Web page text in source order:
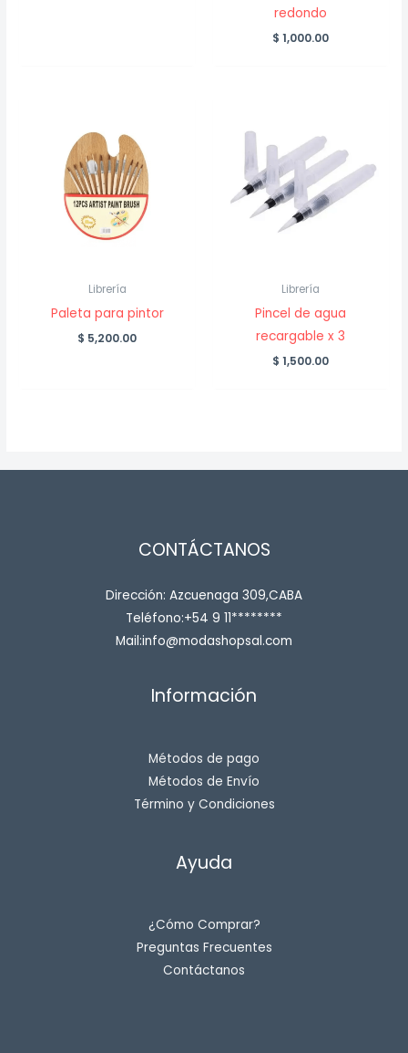
redondo
$ 1,000.00
Librería
Paleta para pintor
$ 5,200.00
Librería
Pincel de agua
recargable x 3
$ 1,500.00
CONTÁCTANOS
Dirección: Azcuenaga 309,CABA
Teléfono:+54 9 11********
Mail:info@modashopsal.com
Información
Métodos de pago
Métodos de Envío
Término y Condiciones
Ayuda
¿Cómo Comprar?
Preguntas Frecuentes
Contáctanos